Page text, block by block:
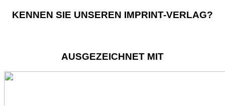
KENNEN SIE UNSEREN IMPRINT-VERLAG?
AUSGEZEICHNET MIT